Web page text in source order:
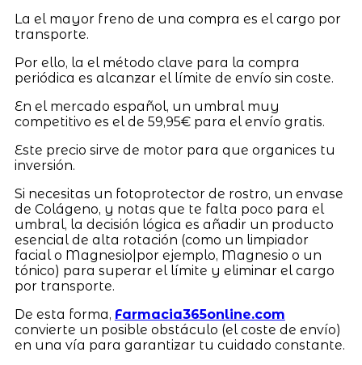
La el mayor freno de una compra es el cargo por
transporte.
Por ello, la el método clave para la compra
periódica es alcanzar el límite de envío sin coste.
En el mercado español, un umbral muy
competitivo es el de 59,95€ para el envío gratis.
Este precio sirve de motor para que organices tu
inversión.
Si necesitas un fotoprotector de rostro, un envase
de Colágeno, y notas que te falta poco para el
umbral, la decisión lógica es añadir un producto
esencial de alta rotación (como un limpiador
facial o Magnesio|por ejemplo, Magnesio o un
tónico) para superar el límite y eliminar el cargo
por transporte.
De esta forma, Farmacia365online.com
convierte un posible obstáculo (el coste de envío)
en una vía para garantizar tu cuidado constante.